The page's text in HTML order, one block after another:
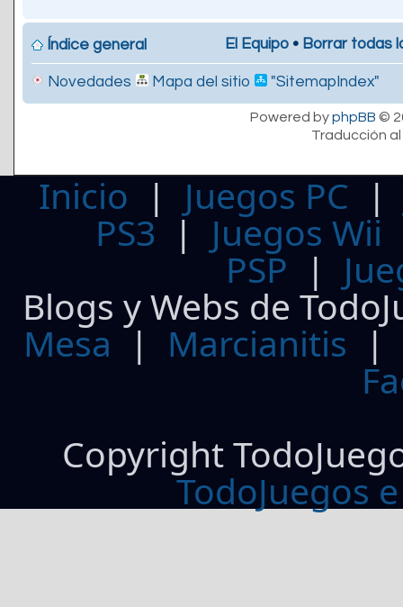
Índice general El Equipo • Borrar todas
Novedades Mapa del sitio "SitemapIndex"
Powered byphpBB ©
Traducción
Inicio | Juegos PC
PS3| Juegos Wii
PSP |
Blogs y Webs de
Mesa | Marcianitis |
Copyright
TodoJuegos